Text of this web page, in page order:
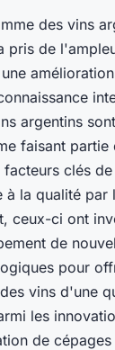
des vins
pris de
argentins
faisant partie
clés
à la qualité par
ceux-ci ont
de
pour
vins d'une
les
de